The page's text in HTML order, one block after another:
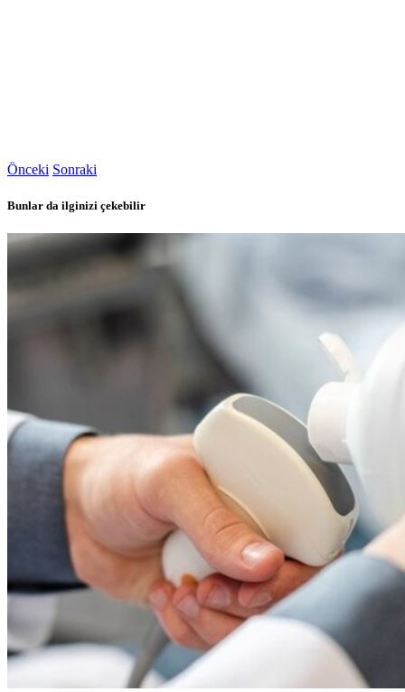
Önceki Sonraki
Bunlar da ilginizi çekebilir